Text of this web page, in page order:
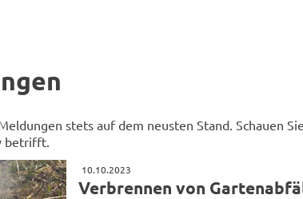
stets auf dem neusten Stand. Schauen
betrifft.
10.10.2023
Verbrennen von